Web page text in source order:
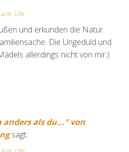
Uhr
und erkunden die Natur.
Die Ungeduld und
allerdings nicht von mir;)
anders als du..." von
sagt: